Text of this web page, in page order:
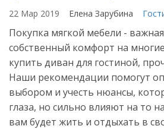
22 Мар 2019 Елена Зарубина
Покупка мягкой мебели -
собственный комфорт на
купить диван для гостиной,
Наши рекомендации помогут
выбором и учесть нюансы,
глаза, но сильно влияют на то
вам будет жить и отдыхать в